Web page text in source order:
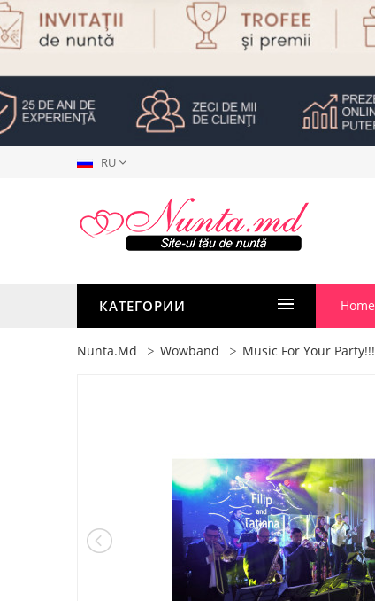
RU
КАТЕГОРИИ Home
Nunta.md Wowband Music For Your Party!!!